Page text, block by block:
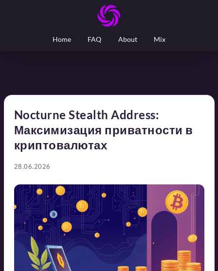
Home FAQ About Mix
Nocturne Stealth Address:
Максимизация приватности в
криптовалютах
28.06.2026